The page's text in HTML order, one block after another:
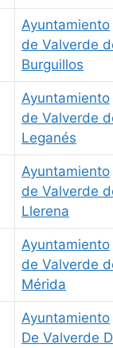
Ayuntamiento
de Valverde
Burguillos
Ayuntamiento
de Valverde
Leganés
Ayuntamiento
de Valverde
Llerena
Ayuntamiento
de Valverde
Mérida
Ayuntamiento
De Valverde